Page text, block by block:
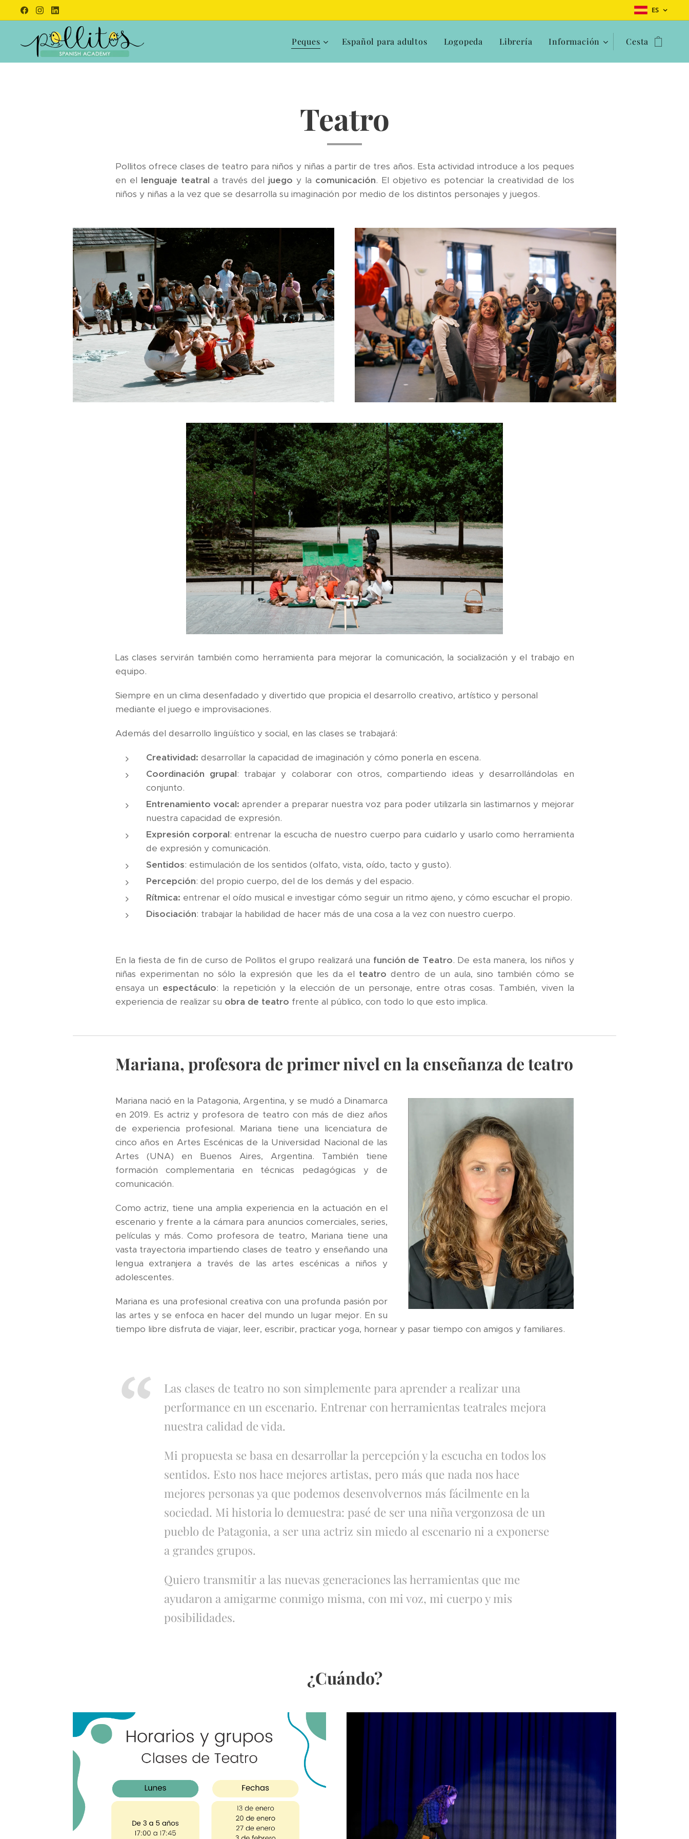
ES
Peques Español para adultos Logopeda Librería Información Cesta
Teatro
Pollitos ofrece clases de teatro para niños y niñas a partir de tres años. Esta actividad introduce a los peques
en el lenguaje teatral a través del juego y la comunicación. El objetivo es potenciar la creatividad de los
niños y niñas a la vez que se desarrolla su imaginación por medio de los distintos personajes y juegos.
Las clases servirán también como herramienta para mejorar la comunicación, la socialización y el trabajo en
equipo.
Siempre en un clima desenfadado y divertido que propicia el desarrollo creativo, artístico y personal
mediante el juego e improvisaciones.
Además del desarrollo lingüístico y social, en las clases se trabajará:
Creatividad: desarrollar la capacidad de imaginación y cómo ponerla en escena.
Coordinación grupal: trabajar y colaborar con otros, compartiendo ideas y desarrollándolas en
conjunto.
Entrenamiento vocal: aprender a preparar nuestra voz para poder utilizarla sin lastimarnos y mejorar
nuestra capacidad de expresión.
Expresión corporal: entrenar la escucha de nuestro cuerpo para cuidarlo y usarlo como herramienta
de expresión y comunicación.
Sentidos: estimulación de los sentidos (olfato, vista, oído, tacto y gusto).
Percepción: del propio cuerpo, del de los demás y del espacio.
Rítmica: entrenar el oído musical e investigar cómo seguir un ritmo ajeno, y cómo escuchar el propio.
Disociación: trabajar la habilidad de hacer más de una cosa a la vez con nuestro cuerpo.
En la fiesta de fin de curso de Pollitos el grupo realizará una función de Teatro. De esta manera, los niños y
niñas experimentan no sólo la expresión que les da el teatro dentro de un aula, sino también cómo se
ensaya un espectáculo: la repetición y la elección de un personaje, entre otras cosas. También, viven la
experiencia de realizar su obra de teatro frente al público, con todo lo que esto implica.
Mariana, profesora de primer nivel en la enseñanza de teatro
Mariana nació en la Patagonia, Argentina, y se mudó a Dinamarca
en 2019. Es actriz y profesora de teatro con más de diez años
de experiencia profesional. Mariana tiene una licenciatura de
cinco años en Artes Escénicas de la Universidad Nacional de las
Artes (UNA) en Buenos Aires, Argentina. También tiene
formación complementaria en técnicas pedagógicas y de
comunicación.
Como actriz, tiene una amplia experiencia en la actuación en el
escenario y frente a la cámara para anuncios comerciales, series,
películas y más. Como profesora de teatro, Mariana tiene una
vasta trayectoria impartiendo clases de teatro y enseñando una
lengua extranjera a través de las artes escénicas a niños y
adolescentes.
Mariana es una profesional creativa con una profunda pasión por
las artes y se enfoca en hacer del mundo un lugar mejor. En su
tiempo libre disfruta de viajar, leer, escribir, practicar yoga, hornear y pasar tiempo con amigos y familiares.
Las clases de teatro no son simplemente para aprender a realizar una
performance en un escenario. Entrenar con herramientas teatrales mejora
nuestra calidad de vida.
Mi propuesta se basa en desarrollar la percepción y la escucha en todos los
sentidos. Esto nos hace mejores artistas, pero más que nada nos hace
mejores personas ya que podemos desenvolvernos más fácilmente en la
sociedad. Mi historia lo demuestra: pasé de ser una niña vergonzosa de un
pueblo de Patagonia, a ser una actriz sin miedo al escenario ni a exponerse
a grandes grupos.
Quiero transmitir a las nuevas generaciones las herramientas que me
ayudaron a amigarme conmigo misma, con mi voz, mi cuerpo y mis
posibilidades.
¿Cuándo?